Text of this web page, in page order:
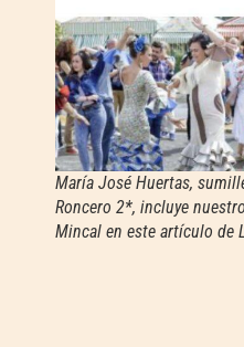
María José Huertas,
Roncero 2*, incluye
Mincal en este artículo de